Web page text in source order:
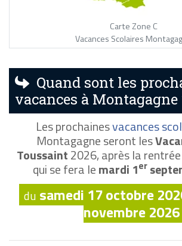
Carte Zone C
Vacances Scolaires
Quand sont les
vacances à Montagagne
Les prochainesvacances
Montagagne seront les
Toussaint2026, après la
qui se fera lemardi 1er
du samedi 17 octobre
novembre 2026